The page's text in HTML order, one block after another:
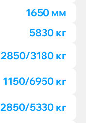
1650 мм
5830 кг
2850/3180 кг
1150/6950 кг
2850/5330 кг